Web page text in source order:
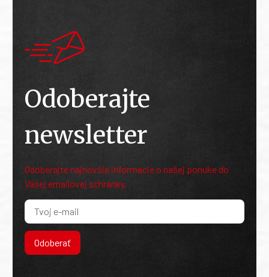
Odoberajte
newsletter
Odoberajte najnovšie informácie o našej ponuke do
Vašej emailovej schránky.
Odoberať